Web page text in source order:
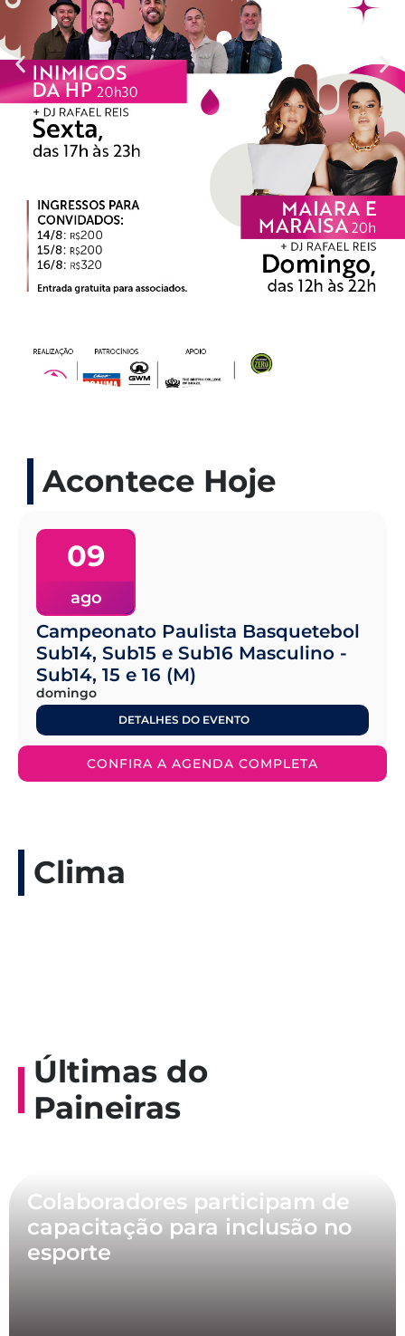
Acontece Hoje
09
ago
Campeonato Paulista Basquetebol
Sub14, Sub15 e Sub16 Masculino -
Sub14, 15 e 16 (M)
domingo
DETALHES DO EVENTO
CONFIRA A AGENDA COMPLETA
Clima
Últimas do
Paineiras
Colaboradores participam de
capacitação para inclusão no
esporte